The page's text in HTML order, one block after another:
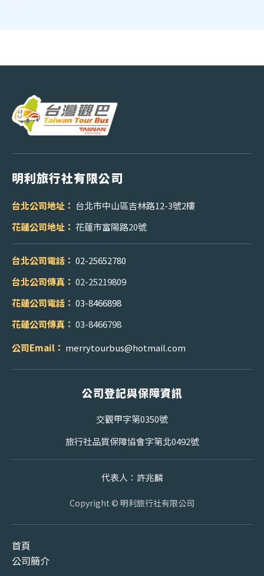
明利旅行社有限公司
台北公司地址： 台北市中山區吉林路12-3號2樓
花蓮公司地址： 花蓮市富陽路20號
台北公司電話： 02-25652780
台北公司傳真： 02-25219809
花蓮公司電話： 03-8466898
花蓮公司傳真： 03-8466798
公司Email： merrytourbus@hotmail.com
公司登記與保障資訊
交觀甲字第0350號
旅行社品質保障協會字第北0492號
代表人：許兆麟
Copyright © 明利旅行社有限公司
首頁
公司簡介